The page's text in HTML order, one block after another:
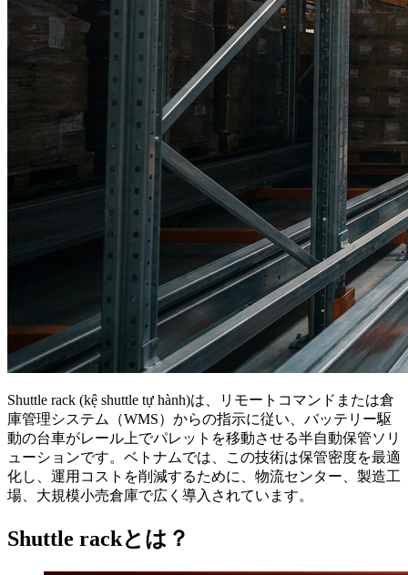
Shuttle rack (kệ shuttle tự hành)は、リモートコマンドまたは倉
庫管理システム（WMS）からの指示に従い、バッテリー駆
動の台車がレール上でパレットを移動させる半自動保管ソリ
ューションです。ベトナムでは、この技術は保管密度を最適
化し、運用コストを削減するために、物流センター、製造工
場、大規模小売倉庫で広く導入されています。
Shuttle rackとは？